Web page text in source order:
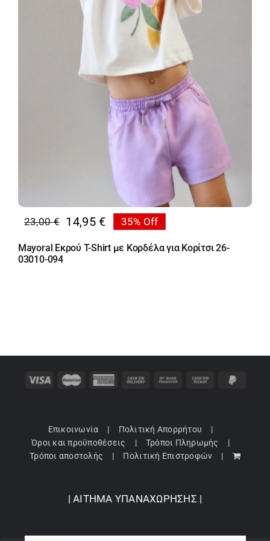
23,00€
Original
price
was:
14,95 €
Η
τρέχουσα
τιμή
35% Off
Mayoral Εκρού T-Shirt με Κορδέλα για Κορίτσι 26-
03010-094
Επικοινωνία
Πολιτική Απορρήτου
Όροι και προϋποθέσεις
Τρόποι Πληρωμής
Τρόποι αποστολής
Πολιτική Επιστροφών
| ΑΙΤΗΜΑ ΥΠΑΝΑΧΩΡΗΣΗΣ |